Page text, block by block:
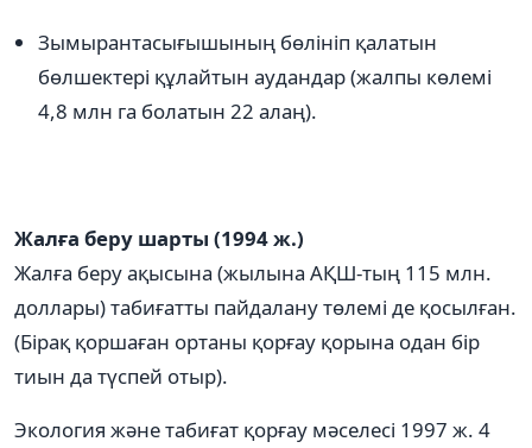
Зымырантасығышының бөлініп қалатын
бөлшектері құлайтын аудандар (жалпы көлемі
4,8 млн га болатын 22 алаң).
Жалға беру шарты (1994 ж.)
Жалға беру ақысына (жылына АҚШ-тың 115 млн.
доллары) табиғатты пайдалану төлемі де қосылған.
(Бірақ қоршаған ортаны қорғау қорына одан бір
тиын да түспей отыр).
Экология және табиғат қорғау мәселесі 1997 ж. 4